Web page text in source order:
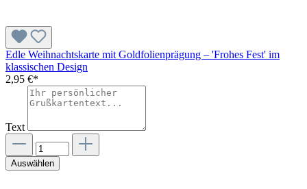
Edle Weihnachtskarte mit Goldfolienprägung – 'Frohes Fest' im
klassischen Design
2,95 €*
Text
Auswählen